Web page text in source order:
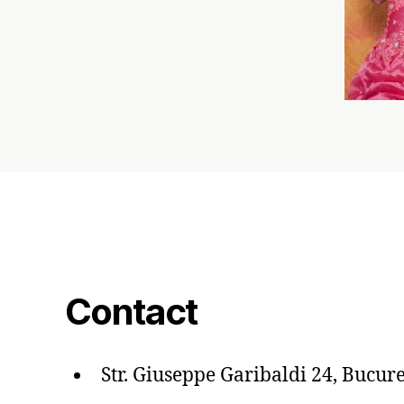
Contact
Str. Giuseppe Garibaldi 24,